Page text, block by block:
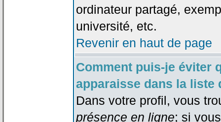
ordinateur partagé,
université, etc.
Revenir en haut de page
Comment puis-je éviter
apparaisse dans la liste
Dans votre profil, vous
présence en ligne; si